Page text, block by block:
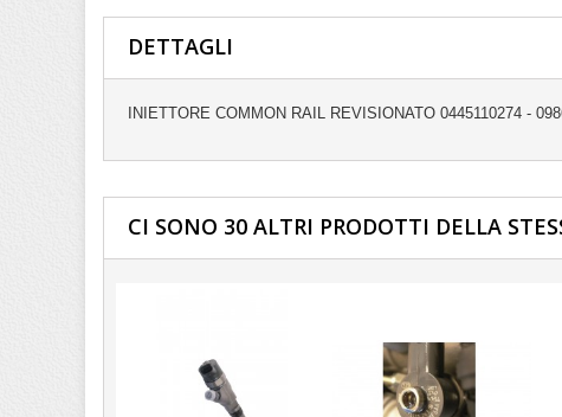
DETTAGLI
INIETTORE COMMON RAIL REVISIONATO 0445110274 -
CI SONO 30 ALTRI PRODOTTI DELLA